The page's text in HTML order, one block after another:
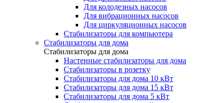
Для колодезных насосов
Для вибрационных насосов
Для циркуляционных насосов
Стабилизаторы для компьютера
Стабилизаторы для дома
Стабилизаторы для дома
Настенные стабилизаторы для дома
Стабилизаторы в розетку
Стабилизаторы для дома 10 кВт
Стабилизаторы для дома 15 кВт
Стабилизаторы для дома 5 кВт